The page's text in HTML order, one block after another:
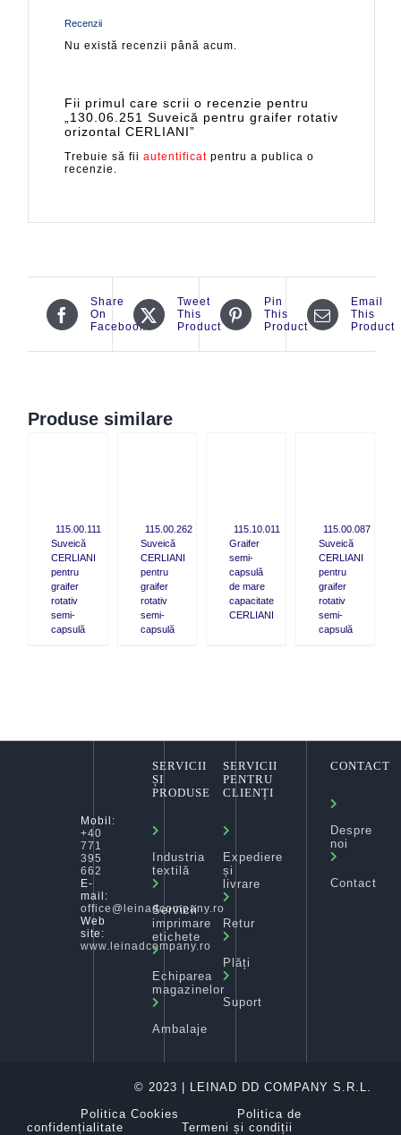
Recenzii
Nu există recenzii până acum.
Fii primul care scrii o recenzie pentru
„130.06.251 Suveică pentru graifer rotativ
orizontal CERLIANI”
Trebuie să fii autentificat pentru a publica o
recenzie.
Share
On
Facebook
Tweet
This
Product
Pin
This
Product
Email
This
Product
Produse similare
115.00.111
Suveică
CERLIANI
pentru
graifer
rotativ
semi-
capsulă
115.00.262
Suveică
CERLIANI
pentru
graifer
rotativ
semi-
capsulă
115.10.011
Graifer
semi-
capsulă
de mare
capacitate
CERLIANI
115.00.087
Suveică
CERLIANI
pentru
graifer
rotativ
semi-
capsulă
Mobil:
+40
771
395
662
E-
mail:
office@leinadcompany.ro
Web
site:
www.leinadcompany.ro
SERVICII
ȘI
PRODUSE
Industria
textilă
Servicii
imprimare
etichete
Echiparea
magazinelor
Ambalaje
SERVICII
PENTRU
CLIENȚI
Expediere
și
livrare
Retur
Plăți
Suport
CONTACT
Despre
noi
Contact
© 2023 | LEINAD DD COMPANY S.R.L.
Politica Cookies
Politica de
confidențialitate
Termeni și condiții